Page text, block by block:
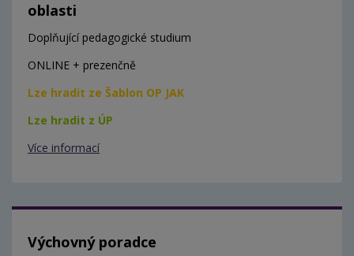
oblasti
Doplňující pedagogické studium
ONLINE + prezenčně
Lze hradit ze Šablon OP JAK
Lze hradit z ÚP
Více informací
Výchovný poradce